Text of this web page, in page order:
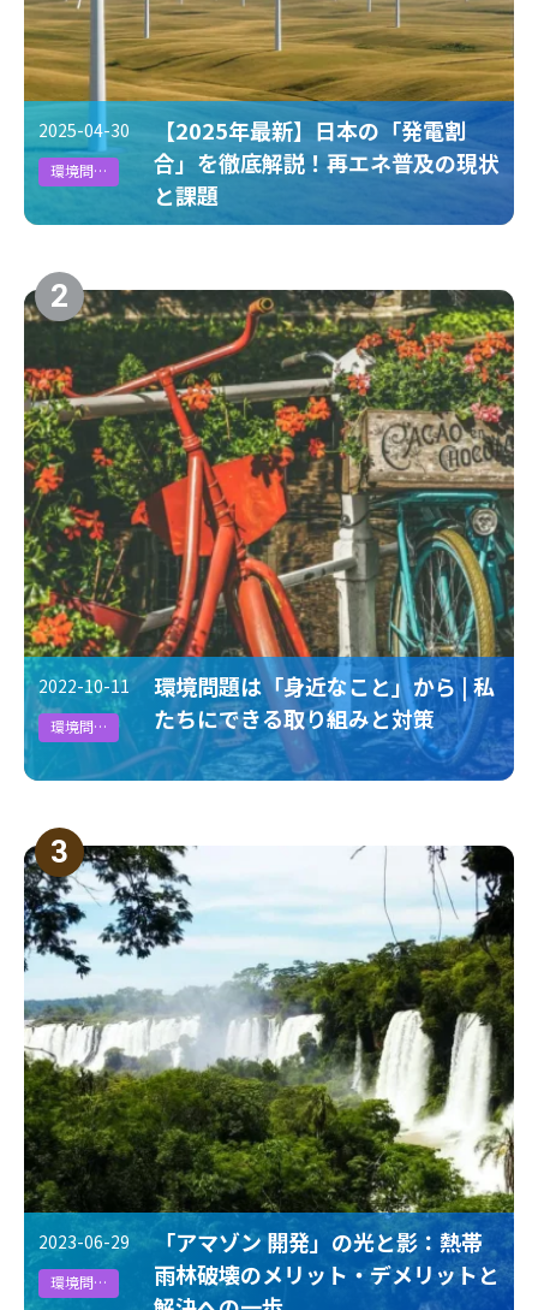
#FIP制度 #環境省 #ISO #再生可能エネルギー
#カーボンプライシング #排出量取引制度 #COP30
#LCA #CO2排出原単位 #資源循環 #GXSS
#サーキュラーエコノミー
2025-04-30
環境問題
【2025年最新】日本の「発電割
合」を徹底解説！再エネ普及の現状
と課題
2
2022-10-11
環境問題
環境問題は「身近なこと」から | 私
たちにできる取り組みと対策
3
2023-06-29
環境問題
「アマゾン 開発」の光と影：熱帯
雨林破壊のメリット・デメリットと